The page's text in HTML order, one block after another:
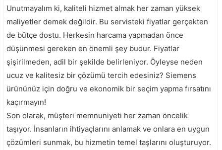
Unutmayalım ki, kaliteli hizmet almak her zaman yüksek
maliyetler demek değildir. Bu servisteki fiyatlar gerçekten
de bütçe dostu. Herkesin harcama yapmadan önce
düşünmesi gereken en önemli şey budur. Fiyatlar
şişirilmeden, adil bir şekilde belirleniyor. Öyleyse neden
ucuz ve kalitesiz bir çözümü tercih edesiniz? Siemens
ürününüz için doğru ve ekonomik bir seçim yapma fırsatını
kaçırmayın!
Son olarak, müşteri memnuniyeti her zaman öncelik
taşıyor. İnsanların ihtiyaçlarını anlamak ve onlara en uygun
çözümleri sunmak, bu hizmetin temel taşlarını oluşturuyor.